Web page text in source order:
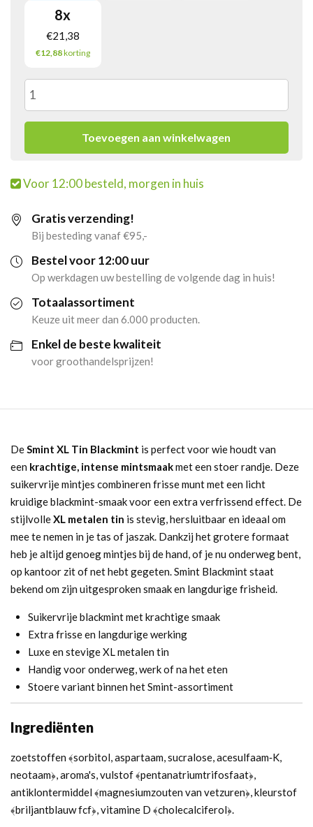
8x
€21,38
€12,88korting
Smint
White
Blikje
(12x
35gr)
aantal
Toevoegen aan winkelwagen
Voor 12:00 besteld, morgen in huis
Gratis verzending!
Bij besteding vanaf €95,-
Bestel voor 12:00 uur
Op werkdagen uw bestelling de volgende dag in huis!
Totaalassortiment
Keuze uit meer dan 6.000 producten.
Enkel de beste kwaliteit
voor groothandelsprijzen!
DeSmint XL Tin Blackmint is perfect voor wie houdt van
een krachtige, intense mintsmaakmet een stoer randje. Deze
suikervrije mintjes combineren frisse munt met een licht
kruidige blackmint-smaak voor een extra verfrissend effect. De
stijlvolleXL metalen tin is stevig, hersluitbaar en ideaal om
mee te nemen in je tas of jaszak. Dankzij het grotere formaat
heb je altijd genoeg mintjes bij de hand, of je nu onderweg bent,
op kantoor zit of net hebt gegeten. Smint Blackmint staat
bekend om zijn uitgesproken smaak en langdurige frisheid.
Suikervrije blackmint met krachtige smaak
Extra frisse en langdurige werking
Luxe en stevige XL metalen tin
Handig voor onderweg, werk of na het eten
Stoere variant binnen het Smint-assortiment
Ingrediënten
zoetstoffen ﴾sorbitol, aspartaam, sucralose, acesulfaam‐K,
neotaam﴿, aroma's, vulstof ﴾pentanatriumtrifosfaat﴿,
antiklontermiddel ﴾magnesiumzouten van vetzuren﴿, kleurstof
﴾briljantblauw fcf﴿, vitamine D ﴾cholecalciferol﴿.